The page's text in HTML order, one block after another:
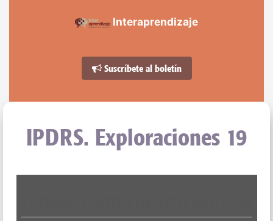
Interaprendizaje
Suscríbete al boletín
IPDRS. Exploraciones 19